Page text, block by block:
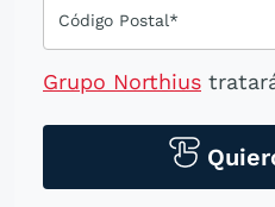
Código Postal*
Grupo Northius
tecnológicos, incluso
mensajería